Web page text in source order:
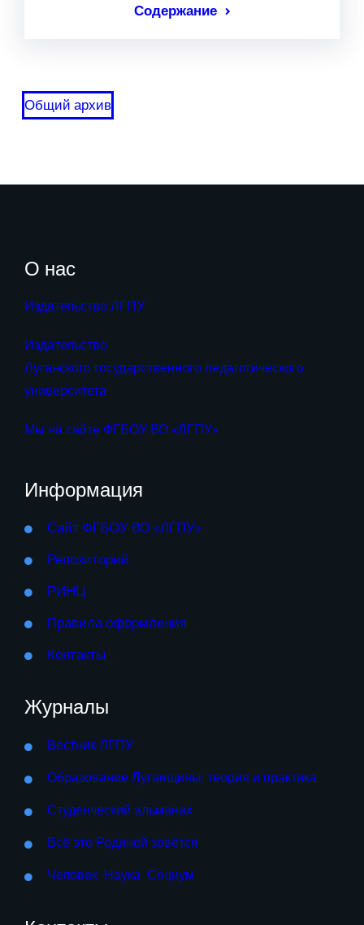
Содержание
Общий архив
О нас
Издательство ЛГПУ
Издательство
Луганского государственного педагогического
университета
Мы на сайте ФГБОУ ВО «ЛГПУ»
Информация
Сайт ФГБОУ ВО «ЛГПУ»
Репозиторий
РИНЦ
Правила оформления
Контакты
Журналы
Вестник ЛГПУ
Образование Луганщины: теория и практика
Студенческий альманах
Всё это Родиной зовётся
Человек. Наука. Социум